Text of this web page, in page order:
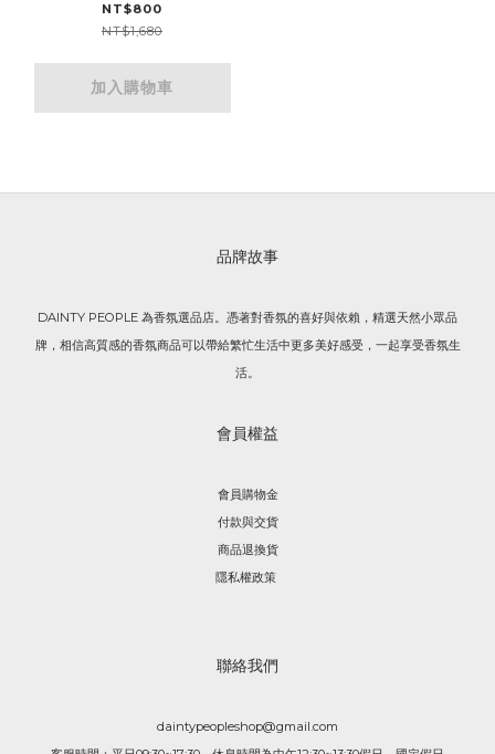
NT$800
NT$1,680
加入購物車
品牌故事
DAINTY PEOPLE 為香氛選品店。憑著對香氛的喜好與依賴，精選天然小眾品
牌，相信高質感的香氛商品可以帶給繁忙生活中更多美好感受，一起享受香氛生
活。
會員權益
會員購物金
付款與交貨
商品退換貨
隱私權政策
聯絡我們
daintypeopleshop@gmail.com